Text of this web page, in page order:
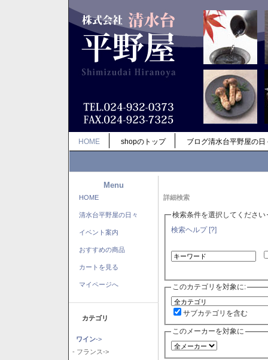
HOME shopのトップ ブログ清水台平野屋の日
Menu
HOME
清水台平野屋の日々
イベント案内
おすすめの商品
カートを見る
マイページへ
カテゴリ
ワイン->
- フランス->
詳細検索
検索条件を選択してください
検索ヘルプ [?]
このカテゴリを対象に:
サブカテゴリを含む
このメーカーを対象に